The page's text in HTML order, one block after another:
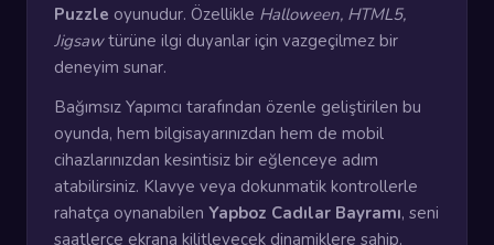
Puzzle oyunudur. Özellikle Halloween, HTML5,
Jigsawtürüne ilgi duyanlar için vazgeçilmez bir
deneyim sunar.
Bağımsız Yapımcı tarafından özenle geliştirilen bu
oyunda, hem bilgisayarınızdan hem de mobil
cihazlarınızdan kesintisiz bir eğlenceye adım
atabilirsiniz. Klavye veya dokunmatik kontrollerle
rahatça oynanabilen Yapboz Cadılar Bayramı, seni
saatlerce ekrana kilitleyecek dinamiklere sahip.